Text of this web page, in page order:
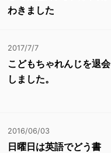
わきました
2017/7/7
こどもちゃれんじを退会
しました。
2016/06/03
日曜日は英語でどう書